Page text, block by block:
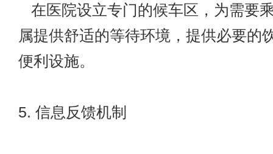
在医院设立专门的候车区，为需要
属提供舒适的等待环境，提供必要的
便利设施。
5. 信息反馈机制